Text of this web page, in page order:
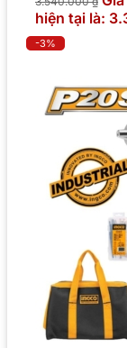
hiện tại là:
-3%